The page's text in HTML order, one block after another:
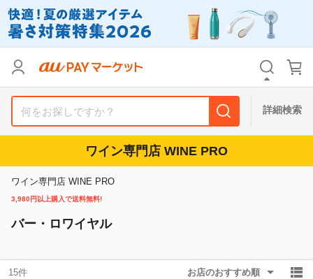
詳細検索
ワイン専門店 WINE PRO
ワイン専門店 WINE PRO
3,980円以上購入で送料無料!
バー・ロワイヤル
15件 お店のおすすめ順
支払い方法
送料無料
Pontaパス特典対象すべて
リセット
支払い方法
送料無料
Pontaパス特典対象すべて